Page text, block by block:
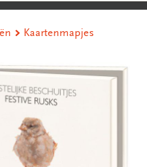
Kaartenmapjes